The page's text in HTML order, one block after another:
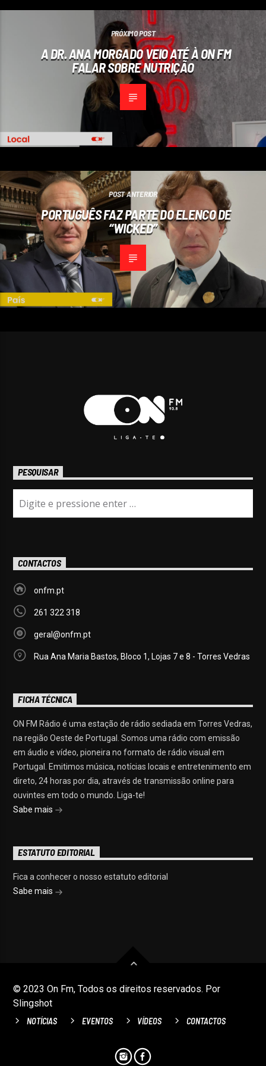
PRÓXIMO POST
A DR. ANA MORGADO VEIO ATÉ À ON FM
FALAR SOBRE NUTRIÇÃO
POST ANTERIOR
PORTUGUÊS FAZ PARTE DO ELENCO DE
“WICKED”
PESQUISAR
CONTACTOS
onfm.pt
261 322 318
geral@onfm.pt
Rua Ana Maria Bastos, Bloco 1, Lojas 7 e 8 - Torres Vedras
FICHA TÉCNICA
ON FM Rádio é uma estação de rádio sediada em Torres Vedras,
na região Oeste de Portugal. Somos uma rádio com emissão
em áudio e vídeo, pioneira no formato de rádio visual em
Portugal. Emitimos música, notícias locais e entretenimento em
direto, 24 horas por dia, através de transmissão online para
ouvintes em todo o mundo. Liga-te!
Sabe mais
ESTATUTO EDITORIAL
Fica a conhecer o nosso estatuto editorial
Sabe mais
© 2023 On Fm, Todos os direitos reservados. Por
Slingshot
NOTÍCIAS EVENTOS VÍDEOS CONTACTOS